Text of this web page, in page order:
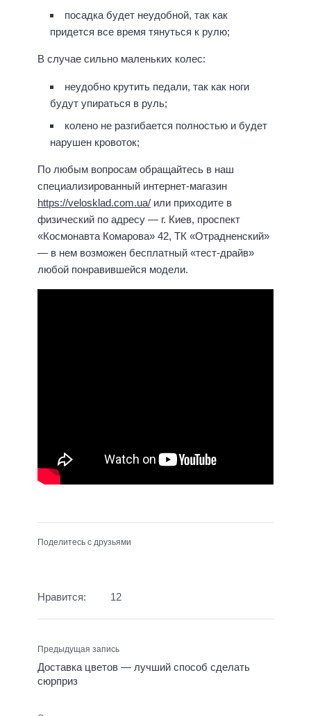
посадка будет неудобной, так как
придется все время тянуться к рулю;
В случае сильно маленьких колес:
неудобно крутить педали, так как ноги
будут упираться в руль;
колено не разгибается полностью и будет
нарушен кровоток;
По любым вопросам обращайтесь в наш
специализированный интернет-магазин
https://velosklad.com.ua/ или приходите в
физический по адресу — г. Киев, проспект
«Космонавта Комарова» 42, ТК «Отрадненский»
— в нем возможен бесплатный «тест-драйв»
любой понравившейся модели.
Поделитесь с друзьями
Нравится: 12
Предыдущая запись
Доставка цветов — лучший способ сделать
сюрприз